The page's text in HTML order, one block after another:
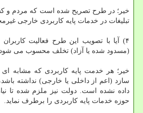
خیر؛ در طرح تصریح شده است که مردم و
تبلیغات در خدمات پایه کاربردی خارجی
۴) آیا با تصویب این طرح فعالیت
(مسدود شده یا آزاد) تخلف محسوب می
خیر؛ هر خدمت پایه کاربردی که مشابه ای
سازد (اعم از داخلی یا خارجی) نداشته
داده نشده است. دولت نیز ملزم شده تا
حوزه خدمات پایه کاربردی را برطرف نماید.